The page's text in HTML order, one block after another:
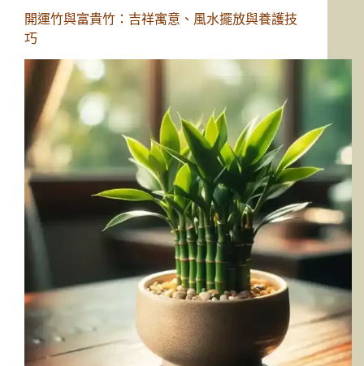
開運竹與富貴竹：吉祥寓意、風水擺放與養護技
巧